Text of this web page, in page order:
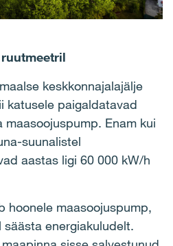
keskkonnajalajälje
katusele paigaldatavad
Enam kui
suunalistel
aastas ligi 60 000 kW/h
hoonele maasoojuspump,
energiakuludelt.